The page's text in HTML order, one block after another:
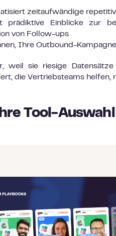
zeitaufwändige
prädiktive Einblicke zur
von Follow-ups
Ihre Outbound-
weil sie riesige Datensätze
die Vertriebsteams
Tool-